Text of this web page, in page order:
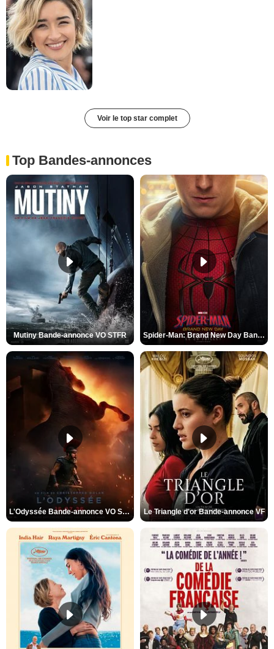
Voir le top star complet
Top Bandes-annonces
Mutiny Bande-annonce VO STFR Spider-Man: Brand New Day Bande-annonce VO STFR
L'Odyssée Bande-annonce VO STFR Le Triangle d'or Bande-annonce VF